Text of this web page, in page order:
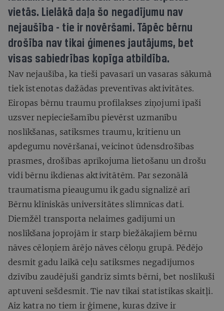
vietās. Lielākā daļa šo negadījumu nav
nejaušība - tie ir novēršami. Tāpēc bērnu
drošība nav tikai ģimenes jautājums, bet
visas sabiedrības kopīga atbildība.
Nav nejaušība, ka tieši pavasarī un vasaras sākumā
tiek īstenotas dažādas preventīvas aktivitātes.
Eiropas bērnu traumu profilakses ziņojumi īpaši
uzsver nepieciešamību pievērst uzmanību
noslīkšanas, satiksmes traumu, kritienu un
apdegumu novēršanai, veicinot ūdensdrošības
prasmes, drošības aprīkojuma lietošanu un drošu
vidi bērnu ikdienas aktivitātēm. Par sezonālā
traumatisma pieaugumu ik gadu signalizē arī
Bērnu klīniskās universitātes slimnīcas dati.
Diemžēl transporta nelaimes gadījumi un
noslīkšana joprojām ir starp biežākajiem bērnu
nāves cēloņiem ārējo nāves cēloņu grupā. Pēdējo
desmit gadu laikā ceļu satiksmes negadījumos
dzīvību zaudējuši gandrīz simts bērni, bet noslīkuši
aptuveni sešdesmit. Tie nav tikai statistikas skaitļi.
Aiz katra no tiem ir ģimene, kuras dzīve ir